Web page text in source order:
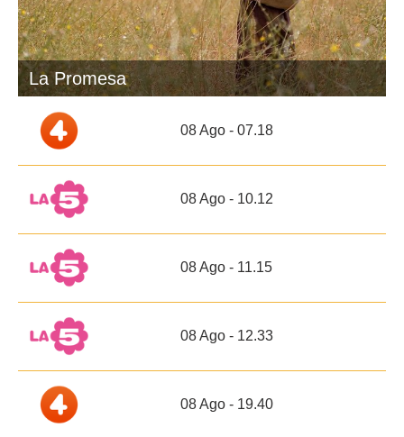
La Promesa
08 Ago - 07.18
08 Ago - 10.12
08 Ago - 11.15
08 Ago - 12.33
08 Ago - 19.40